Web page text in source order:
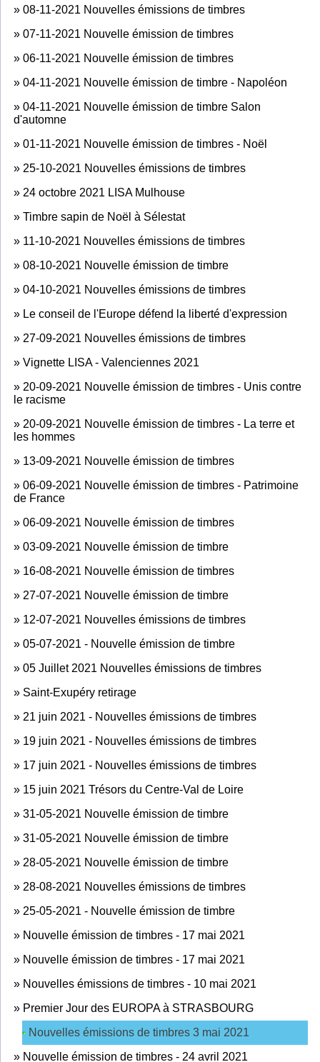
» 08-11-2021 Nouvelles émissions de timbres
» 07-11-2021 Nouvelle émission de timbres
» 06-11-2021 Nouvelle émission de timbres
» 04-11-2021 Nouvelle émission de timbre - Napoléon
» 04-11-2021 Nouvelle émission de timbre Salon
d'automne
» 01-11-2021 Nouvelle émission de timbres - Noël
» 25-10-2021 Nouvelles émissions de timbres
» 24 octobre 2021 LISA Mulhouse
» Timbre sapin de Noël à Sélestat
» 11-10-2021 Nouvelles émissions de timbres
» 08-10-2021 Nouvelle émission de timbre
» 04-10-2021 Nouvelles émissions de timbres
» Le conseil de l'Europe défend la liberté d'expression
» 27-09-2021 Nouvelles émissions de timbres
» Vignette LISA - Valenciennes 2021
» 20-09-2021 Nouvelle émission de timbres - Unis contre
le racisme
» 20-09-2021 Nouvelle émission de timbres - La terre et
les hommes
» 13-09-2021 Nouvelle émission de timbres
» 06-09-2021 Nouvelle émission de timbres - Patrimoine
de France
» 06-09-2021 Nouvelle émission de timbres
» 03-09-2021 Nouvelle émission de timbre
» 16-08-2021 Nouvelle émission de timbres
» 27-07-2021 Nouvelle émission de timbre
» 12-07-2021 Nouvelles émissions de timbres
» 05-07-2021 - Nouvelle émission de timbre
» 05 Juillet 2021 Nouvelles émissions de timbres
» Saint-Exupéry retirage
» 21 juin 2021 - Nouvelles émissions de timbres
» 19 juin 2021 - Nouvelles émissions de timbres
» 17 juin 2021 - Nouvelles émissions de timbres
» 15 juin 2021 Trésors du Centre-Val de Loire
» 31-05-2021 Nouvelle émission de timbre
» 31-05-2021 Nouvelle émission de timbre
» 28-05-2021 Nouvelle émission de timbre
» 28-08-2021 Nouvelles émissions de timbres
» 25-05-2021 - Nouvelle émission de timbre
» Nouvelle émission de timbres - 17 mai 2021
» Nouvelle émission de timbres - 17 mai 2021
» Nouvelles émissions de timbres - 10 mai 2021
» Premier Jour des EUROPA à STRASBOURG
Nouvelles émissions de timbres 3 mai 2021
» Nouvelle émission de timbres - 24 avril 2021